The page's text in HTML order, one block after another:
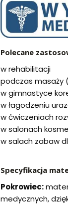
Polecane
w rehabilitacji
podczas masaży
w gimnastyce
w łagodzeniu
w ćwiczeniach
w salonach
w salach zabaw
Specyfikacja
Pokrowiec:
medycznych,